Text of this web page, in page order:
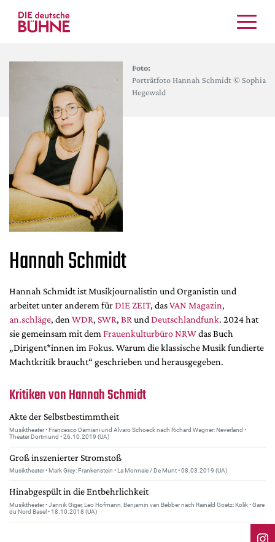
Musiktheater
Tanz
Crossover
Bühnenwelt
Festivals & Veranstaltungen
Menschen & Theater
Themen
Internationales
Medientipps
DdB-map
Kalender
Premierensuche
Festival-Planer
Hefte
Alle Hefte
Leseproben
Podcast
Service
Shop / Abo
Newsletter
Redaktion
Autor:innen
Foto:
Porträtfoto Hannah Schmidt © Sophia
Hegewald
Hannah Schmidt
Hannah Schmidt ist Musikjournalistin und Organistin und
arbeitet unter anderem fürDIE ZEIT, dasVAN Magazin,
an.schläge, den WDR, SWR, BR und Deutschlandfunk. 2024 hat
sie gemeinsam mit dem Frauenkulturbüro NRWdas Buch
„Dirigent*innen im Fokus. Warum die klassische Musik fundierte
Machtkritik braucht“ geschrieben und herausgegeben.
Kritiken von Hannah Schmidt
Akte der Selbstbestimmtheit
Musiktheater • Francesco Damiani und Alvaro Schoeck nach Richard Wagner: Neverland •
Theater Dortmund • 26.10.2019 (UA)
Groß inszenierter Stromstoß
Musiktheater • Mark Grey: Frankenstein • La Monnaie / De Munt • 08.03.2019 (UA)
Hinabgespült in die Entbehrlichkeit
Musiktheater • Jannik Giger, Leo Hofmann, Benjamin van Bebber nach Rainald Goetz: Kolik • Gare
du Nord Basel • 18.10.2018 (UA)